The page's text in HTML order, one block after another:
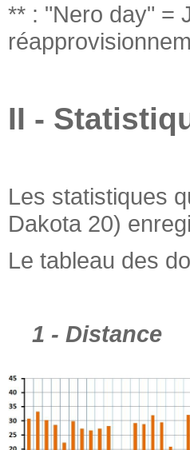
** : "Nero day" =
II -
Les statistiques
Dakota 20)
Le tableau des
1 - Distance